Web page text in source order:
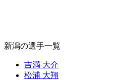
新潟の選手一覧
吉満 大介
松浦 大翔